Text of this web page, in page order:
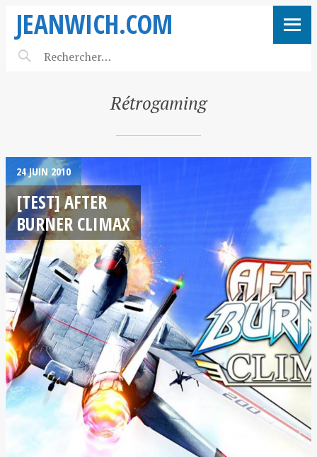
JEANWICH.COM
Rétrogaming
24 JUIN 2010
[TEST] AFTER
BURNER CLIMAX